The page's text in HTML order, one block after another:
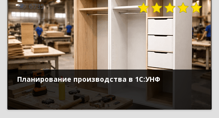
6735
Планирование производства в 1С:УНФ